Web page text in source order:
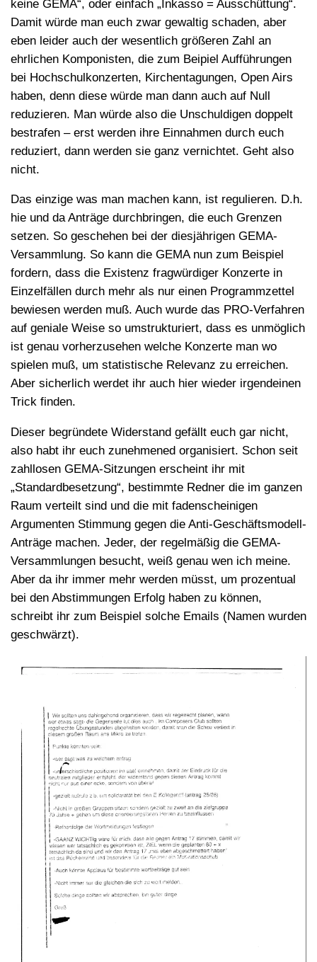
keine GEMA“, oder einfach „Inkasso = Ausschüttung“.
Damit würde man euch zwar gewaltig schaden, aber
eben leider auch der wesentlich größeren Zahl an
ehrlichen Komponisten, die zum Beipiel Aufführungen
bei Hochschulkonzerten, Kirchentagungen, Open Airs
haben, denn diese würde man dann auch auf Null
reduzieren. Man würde also die Unschuldigen doppelt
bestrafen – erst werden ihre Einnahmen durch euch
reduziert, dann werden sie ganz vernichtet. Geht also
nicht.
Das einzige was man machen kann, ist regulieren. D.h.
hie und da Anträge durchbringen, die euch Grenzen
setzen. So geschehen bei der diesjährigen GEMA-
Versammlung. So kann die GEMA nun zum Beispiel
fordern, dass die Existenz fragwürdiger Konzerte in
Einzelfällen durch mehr als nur einen Programmzettel
bewiesen werden muß. Auch wurde das PRO-Verfahren
auf geniale Weise so umstrukturiert, dass es unmöglich
ist genau vorherzusehen welche Konzerte man wo
spielen muß, um statistische Relevanz zu erreichen.
Aber sicherlich werdet ihr auch hier wieder irgendeinen
Trick finden.
Dieser begründete Widerstand gefällt euch gar nicht,
also habt ihr euch zunehmened organisiert. Schon seit
zahllosen GEMA-Sitzungen erscheint ihr mit
„Standardbesetzung“, bestimmte Redner die im ganzen
Raum verteilt sind und die mit fadenscheinigen
Argumenten Stimmung gegen die Anti-Geschäftsmodell-
Anträge machen. Jeder, der regelmäßig die GEMA-
Versammlungen besucht, weiß genau wen ich meine.
Aber da ihr immer mehr werden müsst, um prozentual
bei den Abstimmungen Erfolg haben zu können,
schreibt ihr zum Beispiel solche Emails (Namen wurden
geschwärzt).